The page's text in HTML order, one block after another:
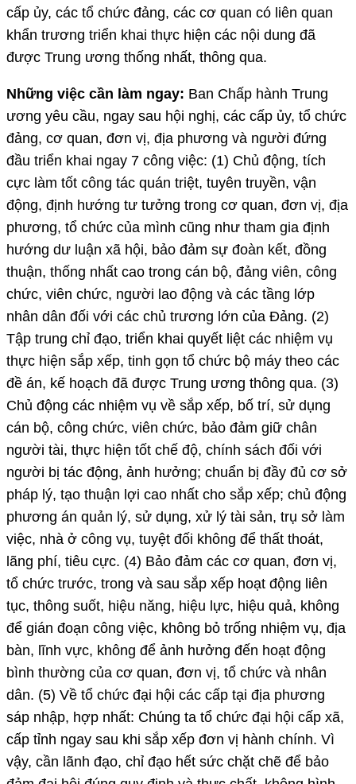
cấp ủy, các tổ chức đảng, các cơ quan có liên quan
khẩn trương triển khai thực hiện các nội dung đã
được Trung ương thống nhất, thông qua.
Những việc cần làm ngay: Ban Chấp hành Trung
ương yêu cầu, ngay sau hội nghị, các cấp ủy, tổ chức
đảng, cơ quan, đơn vị, địa phương và người đứng
đầu triển khai ngay 7 công việc: (1) Chủ động, tích
cực làm tốt công tác quán triệt, tuyên truyền, vận
động, định hướng tư tưởng trong cơ quan, đơn vị, địa
phương, tổ chức của mình cũng như tham gia định
hướng dư luận xã hội, bảo đảm sự đoàn kết, đồng
thuận, thống nhất cao trong cán bộ, đảng viên, công
chức, viên chức, người lao động và các tầng lớp
nhân dân đối với các chủ trương lớn của Đảng. (2)
Tập trung chỉ đạo, triển khai quyết liệt các nhiệm vụ
thực hiện sắp xếp, tinh gọn tổ chức bộ máy theo các
đề án, kế hoạch đã được Trung ương thông qua. (3)
Chủ động các nhiệm vụ về sắp xếp, bố trí, sử dụng
cán bộ, công chức, viên chức, bảo đảm giữ chân
người tài, thực hiện tốt chế độ, chính sách đối với
người bị tác động, ảnh hưởng; chuẩn bị đầy đủ cơ sở
pháp lý, tạo thuận lợi cao nhất cho sắp xếp; chủ động
phương án quản lý, sử dụng, xử lý tài sản, trụ sở làm
việc, nhà ở công vụ, tuyệt đối không để thất thoát,
lãng phí, tiêu cực. (4) Bảo đảm các cơ quan, đơn vị,
tổ chức trước, trong và sau sắp xếp hoạt động liên
tục, thông suốt, hiệu năng, hiệu lực, hiệu quả, không
để gián đoạn công việc, không bỏ trống nhiệm vụ, địa
bàn, lĩnh vực, không để ảnh hưởng đến hoạt động
bình thường của cơ quan, đơn vị, tổ chức và nhân
dân. (5) Về tổ chức đại hội các cấp tại địa phương
sáp nhập, hợp nhất: Chúng ta tổ chức đại hội cấp xã,
cấp tỉnh ngay sau khi sắp xếp đơn vị hành chính. Vì
vậy, cần lãnh đạo, chỉ đạo hết sức chặt chẽ để bảo